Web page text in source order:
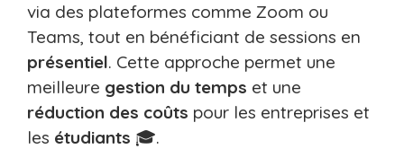
via des plateformes comme Zoom ou
Teams, tout en bénéficiant de sessions en
présentiel. Cette approche permet une
meilleure gestion du temps et une
réduction des coûts pour les entreprises et
les étudiants 🎓.